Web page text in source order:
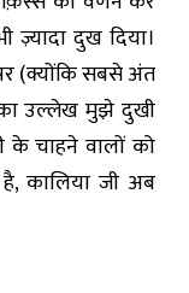
ज़्यादा दुख दिया।
(क्योंकि सबसे अंत
उल्लेख मुझे दुखी
के चाहने वालों को
कालिया जी अब